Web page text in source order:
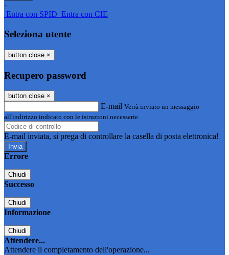
-
Entra con SPID Entra con CIE
Seleziona utente
button close ×
Recupero password
button close ×
E-mail Verrà inviato un messaggio
all'indirizzo indicato con le istruzioni necessarie.
E-mail inviata, si prega di controllare la casella di posta elettronica!
Errore
Chiudi
Successo
Chiudi
Informazione
Chiudi
Attendere...
Attendere il completamento dell'operazione...